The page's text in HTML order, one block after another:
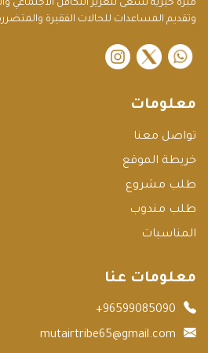
مبرة خيرية تسعى لتعزيز التكافل الاجتماعي
وتقديم المساعدات للحالات الفقيرة
twitter
instagram
معلومات
تواصل معنا
خريطة الموقع
طلب مشروع
طلب مندوب
المناسبات
معلومات عنا
+96599085090
mutairtribe65@gmail.com